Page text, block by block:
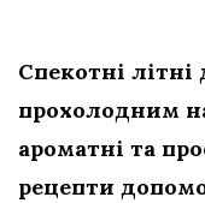
Спекотні літні
прохолодним
ароматні та
рецепти